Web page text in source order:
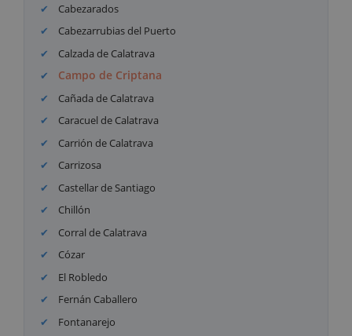
Cabezarados
Cabezarrubias del Puerto
Calzada de Calatrava
Campo de Criptana
Cañada de Calatrava
Caracuel de Calatrava
Carrión de Calatrava
Carrizosa
Castellar de Santiago
Chillón
Corral de Calatrava
Cózar
El Robledo
Fernán Caballero
Fontanarejo